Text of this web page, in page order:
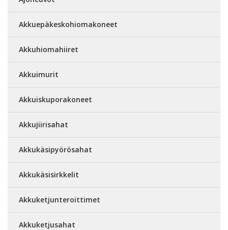
Akkuepäkeskohiomakoneet
Akkuhiomahiiret
Akkuimurit
Akkuiskuporakoneet
Akkujiirisahat
Akkukäsipyörösahat
Akkukäsisirkkelit
Akkuketjunteroittimet
Akkuketjusahat